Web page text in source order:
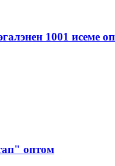
1001 исеме
оптом